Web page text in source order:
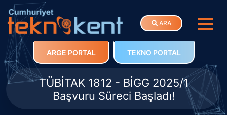
ARA
ARGE PORTAL TEKNO PORTAL
TÜBİTAK 1812 - BİGG 2025/1
Başvuru Süreci Başladı!